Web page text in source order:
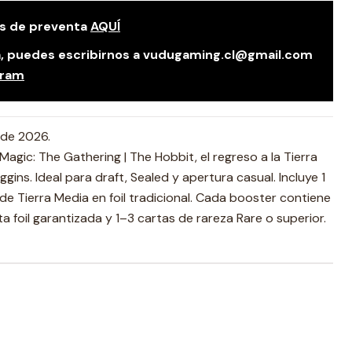
de preventaAQUÍ
puedes escribirnos a vudugaming.cl@gmail.com
2026.
The Gathering | The Hobbit, el regreso a la Tierra
Ideal para draft, Sealed y apertura casual. Incluye 1
Tierra Media en foil tradicional. Cada booster contiene
foil garantizada y 1–3 cartas de rareza Rare o superior.